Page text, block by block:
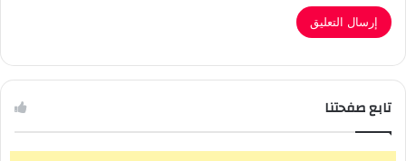
تابع صفحتنا